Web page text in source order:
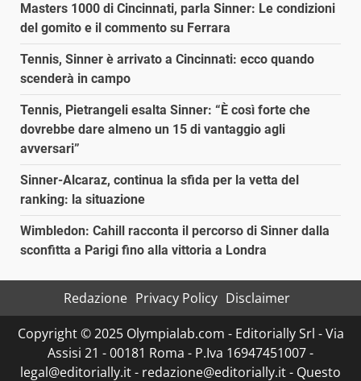
Masters 1000 di Cincinnati, parla Sinner: Le condizioni
del gomito e il commento su Ferrara
Tennis, Sinner è arrivato a Cincinnati: ecco quando
scenderà in campo
Tennis, Pietrangeli esalta Sinner: “È così forte che
dovrebbe dare almeno un 15 di vantaggio agli
avversari”
Sinner-Alcaraz, continua la sfida per la vetta del
ranking: la situazione
Wimbledon: Cahill racconta il percorso di Sinner dalla
sconfitta a Parigi fino alla vittoria a Londra
Redazione Privacy Policy Disclaimer
Copyright © 2025 Olympialab.com - Editorially Srl - Via
Assisi 21 - 00181 Roma - P.Iva 16947451007 -
legal@editorially.it - redazione@editorially.it - Questo